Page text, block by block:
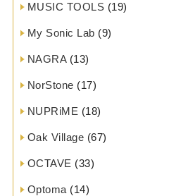
MUSIC TOOLS (19)
My Sonic Lab (9)
NAGRA(13)
NorStone (17)
NUPRiME (18)
Oak Village (67)
OCTAVE (33)
Optoma (14)